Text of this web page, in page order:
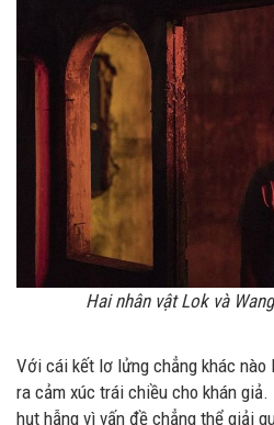
Hai nhân vật Lok và
Với cái kết lơ lửng chẳng khác nào
ra cảm xúc trái chiều cho khán
hụt hẫng vì vấn đề chẳng thể giải